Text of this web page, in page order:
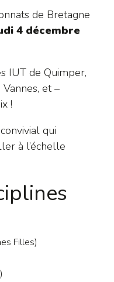
de Bretagne
4 décembre
IUT de Quimper,
et –
!
qui
à l’échelle
Filles)